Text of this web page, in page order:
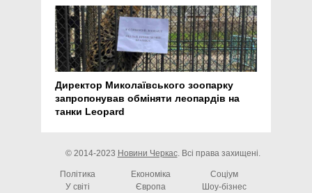
Директор Миколаївського зоопарку
запропонував обміняти леопардів на
танки Leopard
© 2014-2023 Новини Черкас. Всі права захищені.
Політика Економіка
Соціум
У світі
Європа Шоу-бізнес